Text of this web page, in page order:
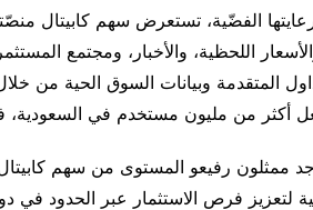
الفضّية، تستعرض سهم كابيتال
اللحظية، والأخبار، ومجتمع
المتقدمة وبيانات السوق الحية من
أكثر من مليون مستخدم في السعودية،
ممثلون رفيعو المستوى من سهم
لتعزيز فرص الاستثمار عبر الحدود